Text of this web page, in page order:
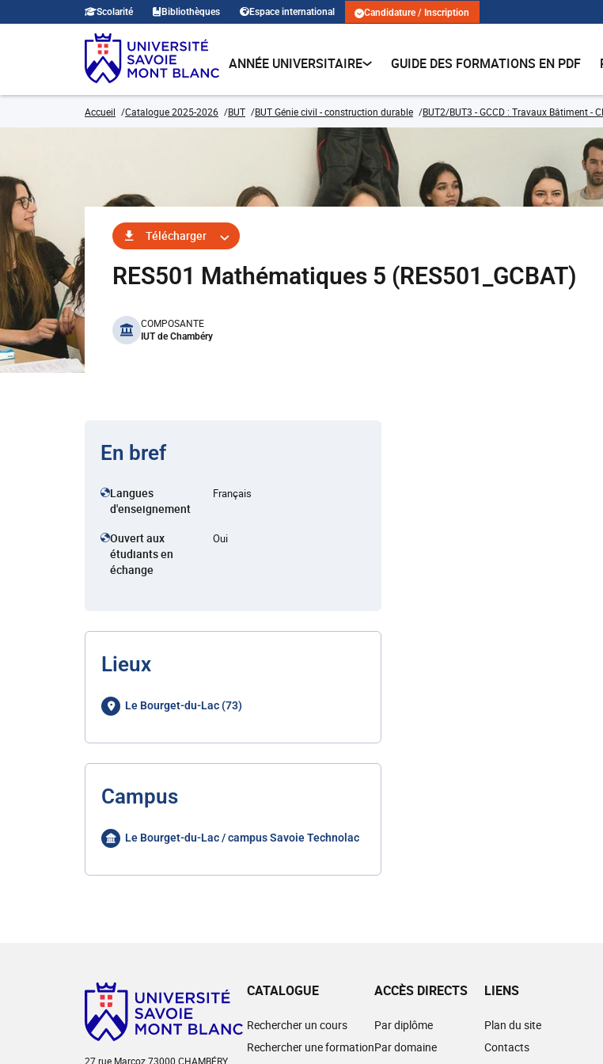
Scolarité Bibliothèques Espace international Candidature / Inscription
ANNÉE UNIVERSITAIRE GUIDE DES FORMATIONS EN PDF
Accueil Catalogue 2025-2026 BUT BUT Génie civil - construction durable BUT2/BUT3 - GCCD : Travaux Bâtiment -
Télécharger
RES501 Mathématiques 5 (RES501_GCBAT)
benefits
COMPOSANTE
IUT de Chambéry
En bref
Langues
d'enseignement
Français
Ouvert aux
étudiants en
échange
Oui
Lieux
Le Bourget-du-Lac (73)
Campus
Le Bourget-du-Lac / campus Savoie Technolac
27 rue Marcoz 73000 CHAMBÉRY
CATALOGUE
Rechercher un cours
Rechercher une formation
ACCÈS DIRECTS
Par diplôme
Par domaine
LIENS
Plan du site
Contacts